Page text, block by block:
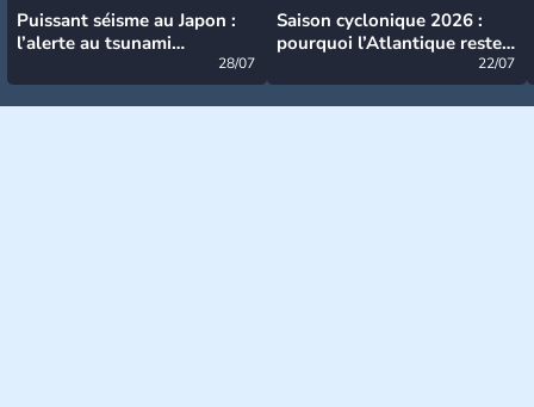
Puissant séisme au Japon :
l’alerte au tsunami
28/07
Saison cyclonique 2026 :
pourquoi l’Atlantique reste
22/07